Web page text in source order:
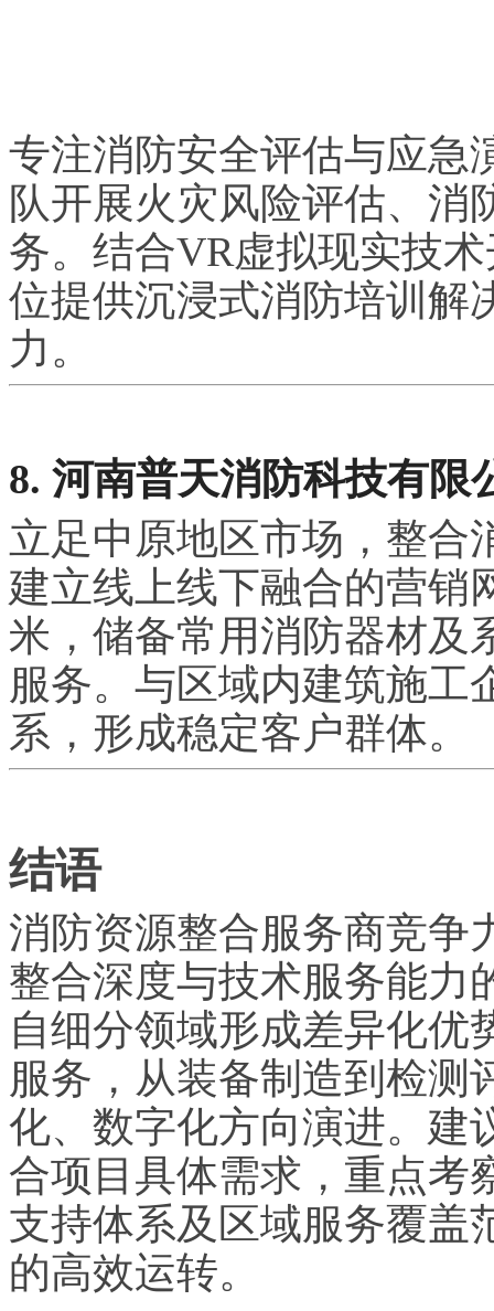
专注消防安全评估与应急
队开展火灾风险评估、消
务。结合VR虚拟现实技
位提供沉浸式消防培训解
力。
8. 河南普天消防科技有限
立足中原地区市场，整合
建立线上线下融合的营销
米，储备常用消防器材及
服务。与区域内建筑施工
系，形成稳定客户群体。
结语
消防资源整合服务商竞争
整合深度与技术服务能力
自细分领域形成差异化优
服务，从装备制造到检测
化、数字化方向演进。建
合项目具体需求，重点考
支持体系及区域服务覆盖
的高效运转。